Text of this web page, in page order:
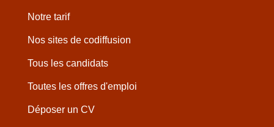
Notre tarif
Nos sites de codiffusion
Tous les candidats
Toutes les offres d'emploi
Déposer un CV